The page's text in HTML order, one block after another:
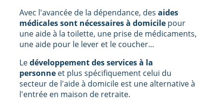
Avec l'avancée de la dépendance, des aides
médicales sont nécessaires à domicile pour
une aide à la toilette, une prise de médicaments,
une aide pour le lever et le coucher...
Ledéveloppement des services à la
personne et plus spécifiquement celui du
secteur de l'aide à domicile est une alternative à
l'entrée en maison de retraite.